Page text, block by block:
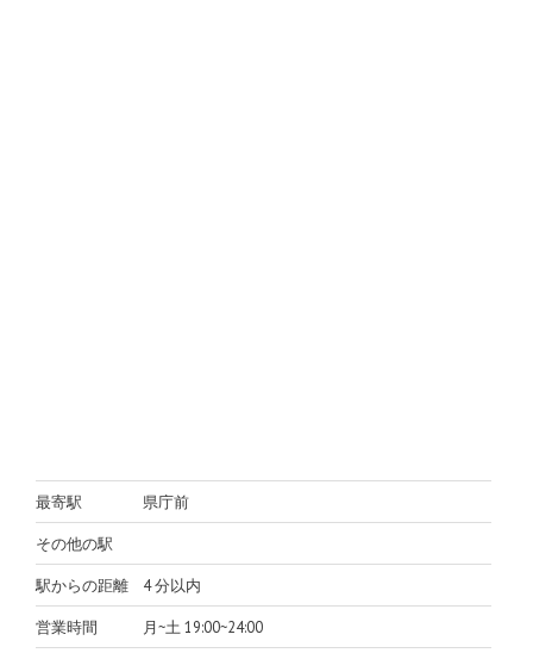
最寄駅 県庁前
その他の駅
駅からの距離 4 分以内
営業時間 月~土 19:00~24:00